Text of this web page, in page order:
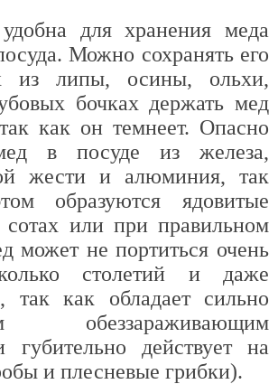
для хранения меда
Можно сохранять его
из липы, осины, ольхи,
бочках держать мед
как он темнеет. Опасно
в посуде из железа,
жести и алюминия, так
образуются ядовитые
или при правильном
может не портиться очень
столетий и даже
так как обладает сильно
обеззараживающим
губительно действует на
и плесневые грибки).